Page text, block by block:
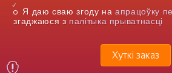
Я даю сваю згоду наапрацоўку
згаджаюся з палітыка прыватнасці
Хуткі заказ